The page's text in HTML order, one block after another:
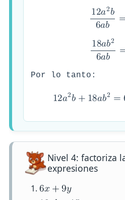
12𝑎2𝑏
6𝑎𝑏
18𝑎𝑏2
6𝑎𝑏
Por lo tanto:
12𝑎2𝑏 + 18𝑎𝑏2 =
Nivel 4: factoriza
expresiones
6𝑥+9𝑦